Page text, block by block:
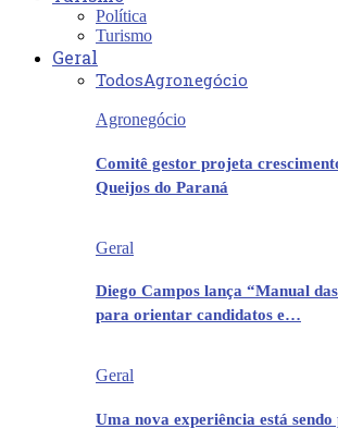
Política
Turismo
Geral
TodosAgronegócio
Agronegócio
Comitê gestor projeta
Queijos do Paraná
Geral
Diego Campos lança “Manual
para orientar candidatos e…
Geral
Uma nova experiência está